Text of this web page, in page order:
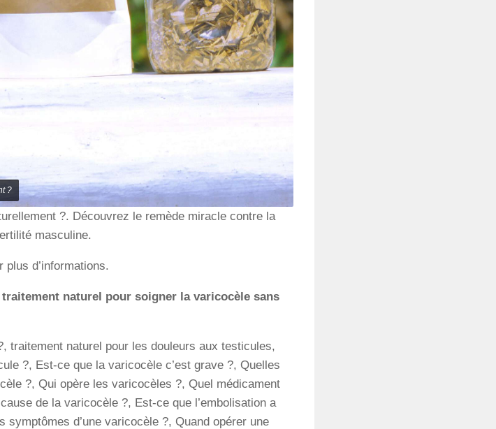
?
?. Découvrez le remède miracle contre la
masculine.
plus d’informations.
naturel pour soigner la varicocèle sans
traitement naturel pour les douleurs aux testicules,
?, Est-ce que la varicocèle c’est grave ?, Quelles
?, Qui opère les varicocèles ?, Quel médicament
de la varicocèle ?, Est-ce que l’embolisation a
d’une varicocèle ?, Quand opérer une